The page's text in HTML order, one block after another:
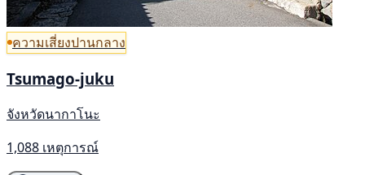
ความเสี่ยงปานกลาง
Tsumago-juku
จังหวัดนากาโนะ
1,088 เหตุการณ์